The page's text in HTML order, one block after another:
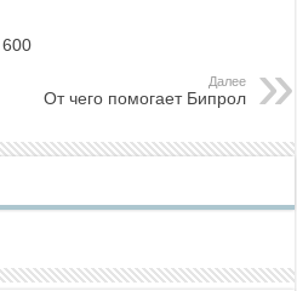
600
Далее
От чего помогает Бипрол